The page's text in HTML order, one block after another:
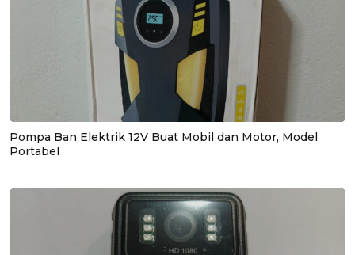
Pompa Ban Elektrik 12V Buat Mobil dan Motor, Model
Portabel